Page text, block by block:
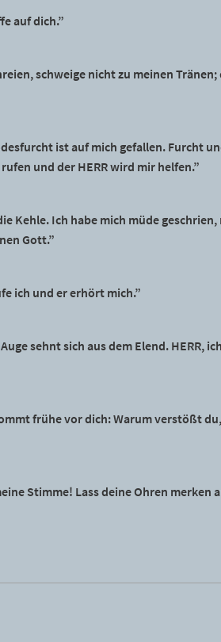
auf dich.”
schweige nicht zu meinen
ist auf mich gefallen. Furcht
und der HERR wird mir helfen.”
Kehle. Ich habe mich müde
Gott.”
ich und er erhört mich.”
sehnt sich aus dem Elend. HERR,
frühe vor dich: Warum verstößt
Stimme! Lass deine Ohren merken